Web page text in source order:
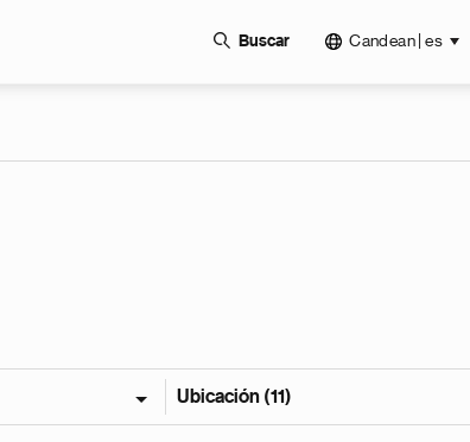
Buscar Candean | es
Ubicación (11)